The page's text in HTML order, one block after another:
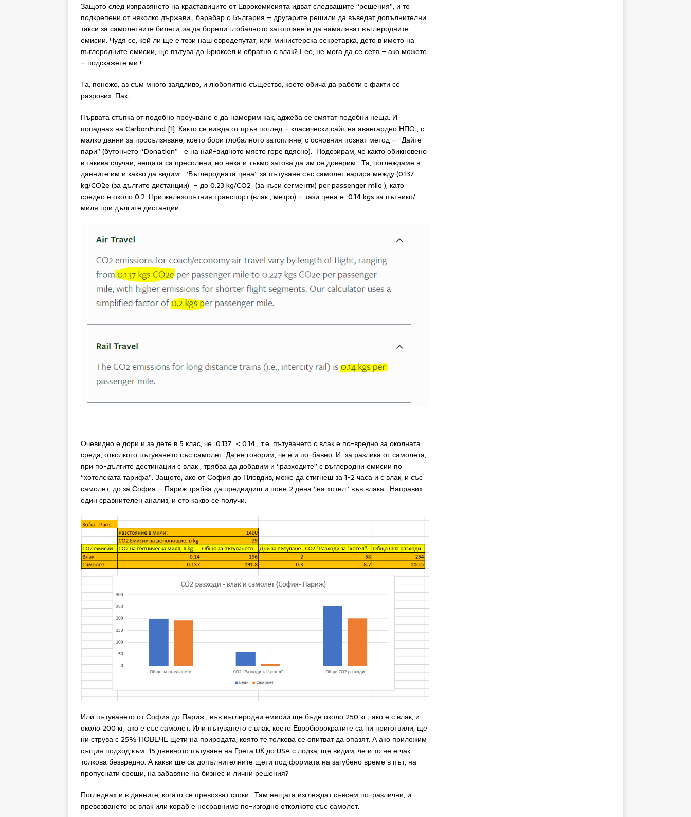
Защото след изправянето на краставиците от Еврокомисията идват следващите “решения”, и то
подкрепени от няколко държави , барабар с България – другарите решили да въведат допълнителни
такси за самолетните билети, за да борели глобалното затопляне и да намаляват въглеродните
емисии. Чудя се, кой ли ще е този наш евродепутат, или министерска секретарка, дето в името на
въглеродните емисии, ще пътува до Брюксел и обратно с влак? Еее, не мога да се сетя – ако можете
– подскажете ми !
Та, понеже, аз съм много заядливо, и любопитно същество, което обича да работи с факти се
разрових. Пак.
Първата стъпка от подобно проучване е да намерим как, аджеба се смятат подобни неща. И
попаднах на CarbonFund [1]. Както се вижда от пръв поглед – класически сайт на авангардно НПО , с
малко данни за просълзяване, което бори глобалното затопляне, с основния познат метод – “Дайте
пари” (бутончето “Donation” е на най-видното място горе вдясно). Подозирам, че както обикновено
в такива случаи, нещата са пресолени, но нека и тъкмо затова да им се доверим. Та, поглеждаме в
данните им и какво да видим: “Въглеродната цена” за пътуване със самолет варира между (0.137
kg/CO2e (за дългитe дистанции) – до 0.23 kg/CO2 (за къси сегменти) per passenger mile ), като
средно е около 0.2. При железопътния транспорт (влак , метро) – тази цена е 0.14 kgs за пътнико/
миля при дългите дистанции.
Очевидно е дори и за дете в 5 клас, че 0.137 < 0.14 , т.е. пътуването с влак е по-вредно за околната
среда, отколкото пътуването със самолет. Да не говорим, че е и по-бавно. И за разлика от самолета,
при по-дългите дестинации с влак , трябва да добавим и “разходите” с въглеродни емисии по
“хотелската тарифа”. Защото, ако от София до Пловдив, може да стигнеш за 1-2 часа и с влак, и със
самолет, до за София – Париж трябва да предвидиш и поне 2 дена “на хотел” във влака. Направих
един сравнителен анализ, и ето какво се получи:
Или пътуването от София до Париж , във въглеродни емисии ще бъде около 250 кг , ако е с влак, и
около 200 кг, ако е със самолет. Или пътуването с влак, което Евробюрократите са ни приготвили, ще
ни струва с 25% ПОВЕЧЕ щети на природата, която те толкова се опитват да опазят. А ако приложим
същия подход към 15 дневното пътуване на Грета UК до USA с лодка, ще видим, че и то не е чак
толкова безвредно. А какви ще са допълнителните щети под формата на загубено време в път, на
пропуснати срещи, на забавяне на бизнес и лични решения?
Погледнах и в данните, когато се превозват стоки . Там нещата изглеждат съвсем по-различни, и
превозването вс влак или кораб е несравнимо по-изгодно отколкото със самолет.